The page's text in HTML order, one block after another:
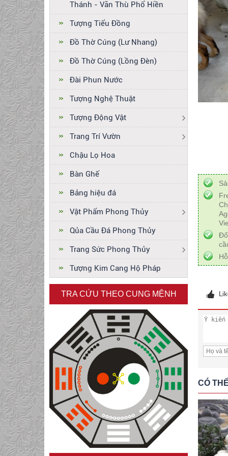
Thánh - Văn Thù Phổ Hiền
Tượng Tiểu Đồng
Đồ Thờ Cúng (Lư Nhang)
Đồ Thờ Cúng (Lồng Đèn)
Đài Phun Nước
Tượng Nghệ Thuật
Tượng Động Vật
Trang Trí Vườn
Chậu Lọ Hoa
Bàn Ghế
Bảng hiệu đá
Vật Phẩm Phong Thủy
Qủa Cầu Đá Phong Thủy
Trang Sức Phong Thủy
Tượng Kim Cang Hộ Pháp
TRA CỨU THEO CUNG MỆNH
Đặt mua thỉnh Tượng
Cầm Bình Cam Lộ chỗ
Xem thêm +
Thỉnh tượng phật Quan
âm bằng đá đẹp thờ tại
gia
Xem thêm +
33 HÓA THÂN CỦA
PHẬT QUÁN ÂM BẰNG
ĐÁ
Xem thêm +
Đức Phật Bổn Sư
Thích Ca Mâu Ni và
Đức Phật A Di Đà
Xem thêm +
CÓ